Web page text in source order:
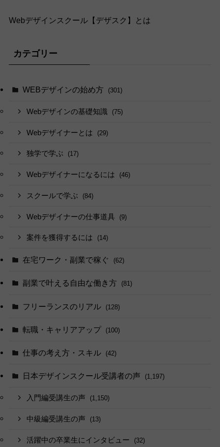
Webデザインスクール【デザスク】とは
カテゴリー
WEBデザインの始め方 (301)
Webデザインの基礎知識 (75)
Webデザイナーとは (29)
独学で学ぶ (17)
Webデザイナーになるには (46)
スクールで学ぶ (84)
Webデザイナーの仕事道具 (9)
案件を獲得するには (14)
在宅ワーク・副業で稼ぐ (62)
副業で叶える自由な働き方 (81)
フリーランスのリアル (128)
転職・キャリアアップ (100)
仕事の考え方・スキル (42)
日本デザインスクール受講者の声 (1,197)
入門編受講生の声 (1,150)
中級編受講生の声 (13)
活躍中の卒業生にインタビュー (32)